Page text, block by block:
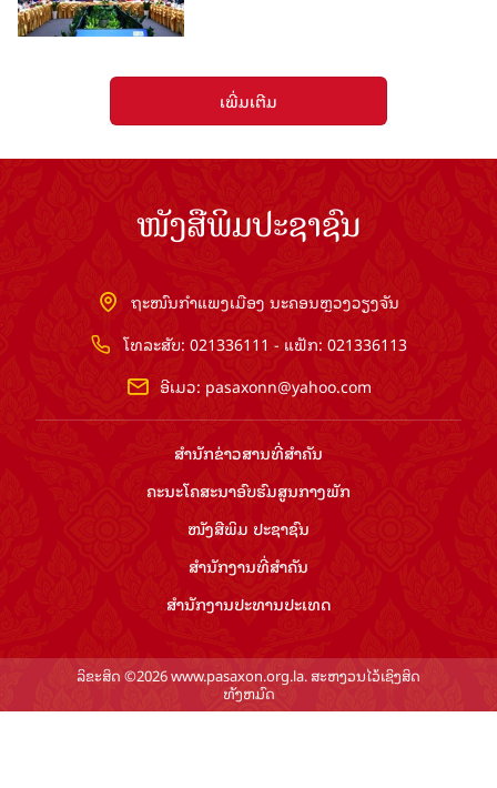
ເພີ່ມເຕີມ
ໜັງສືພິມປະຊາຊົນ
ຖະໜົນກຳແພງເມືອງ ນະຄອນຫຼວງວຽງຈັນ
ໂທລະສັບ: 021336111 - ແຟັກ: 021336113
ອີເມວ: pasaxonn@yahoo.com
ສຳ​ນັກ​ຂ່າວ​ສານ​ທີ່​ສຳ​ຄັນ​
ຄະນະໂຄສະນາອົບຮົມ​ສູນ​ກາງ​ພັກ
ໜັງສືພິມ ປະ​ຊາ​ຊົນ
ສຳ​ນັກ​ງານ​ທີ່​ສຳ​ຄັນ
ສຳ​ນັກ​ງານ​ປະ​ທານ​ປະ​ເທດ
ລິຂະສິດ ©2026 www.pasaxon.org.la. ສະຫງວນໄວ້ເຊິງສິດ
ທັງຫມົດ